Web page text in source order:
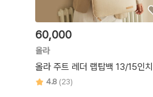
60,000
올라
올라 주트 레더 랩탑백 13/15인치
4.8 (23)